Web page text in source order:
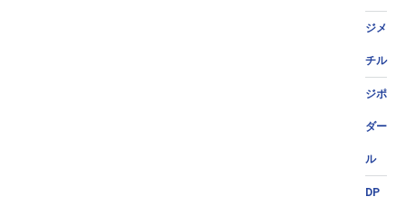
ジメ
チル
ジポ
ダー
ル
DP